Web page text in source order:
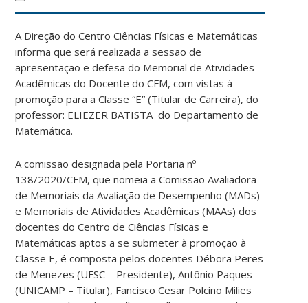
A Direção do Centro Ciências Físicas e Matemáticas
informa que será realizada a sessão de
apresentação e defesa do Memorial de Atividades
Acadêmicas do Docente do CFM, com vistas à
promoção para a Classe “E” (Titular de Carreira), do
professor: ELIEZER BATISTA do Departamento de
Matemática.
A comissão designada pela Portaria nº
138/2020/CFM, que nomeia a Comissão Avaliadora
de Memoriais da Avaliação de Desempenho (MADs)
e Memoriais de Atividades Acadêmicas (MAAs) dos
docentes do Centro de Ciências Físicas e
Matemáticas aptos a se submeter à promoção à
Classe E, é composta pelos docentes Débora Peres
de Menezes (UFSC – Presidente), Antônio Paques
(UNICAMP – Titular), Fancisco Cesar Polcino Milies